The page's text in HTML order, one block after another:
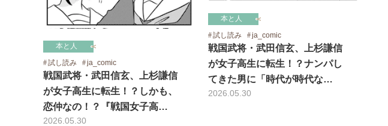
本と人
試し読み
ja_comic
戦国武将・武田信玄、上杉謙信
が女子高生に転生！？しかも、
恋仲なの！？『戦国女子高…
2026.05.30
本と人
試し読み
ja_comic
戦国武将・武田信玄、上杉謙信
が女子高生に転生！？ナンパし
てきた男に「時代が時代な…
2026.05.30